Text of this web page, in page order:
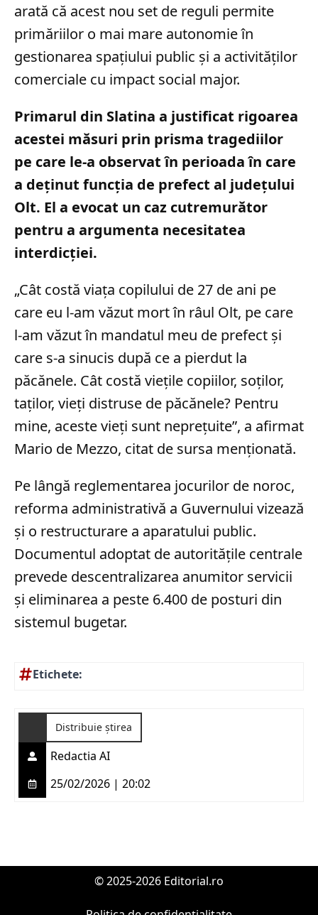
arată că acest nou set de reguli permite
primăriilor o mai mare autonomie în
gestionarea spațiului public și a activităților
comerciale cu impact social major.
Primarul din Slatina a justificat rigoarea
acestei măsuri prin prisma tragediilor
pe care le-a observat în perioada în care
a deținut funcția de prefect al județului
Olt. El a evocat un caz cutremurător
pentru a argumenta necesitatea
interdicției.
„Cât costă viața copilului de 27 de ani pe
care eu l-am văzut mort în râul Olt, pe care
l-am văzut în mandatul meu de prefect și
care s-a sinucis după ce a pierdut la
păcănele. Cât costă viețile copiilor, soților,
taților, vieți distruse de păcănele? Pentru
mine, aceste vieți sunt neprețuite”, a afirmat
Mario de Mezzo, citat de sursa menționată.
Pe lângă reglementarea jocurilor de noroc,
reforma administrativă a Guvernului vizează
și o restructurare a aparatului public.
Documentul adoptat de autoritățile centrale
prevede descentralizarea anumitor servicii
și eliminarea a peste 6.400 de posturi din
sistemul bugetar.
Etichete:
Distribuie știrea
Redactia AI
25/02/2026 | 20:02
© 2025-2026 Editorial.ro